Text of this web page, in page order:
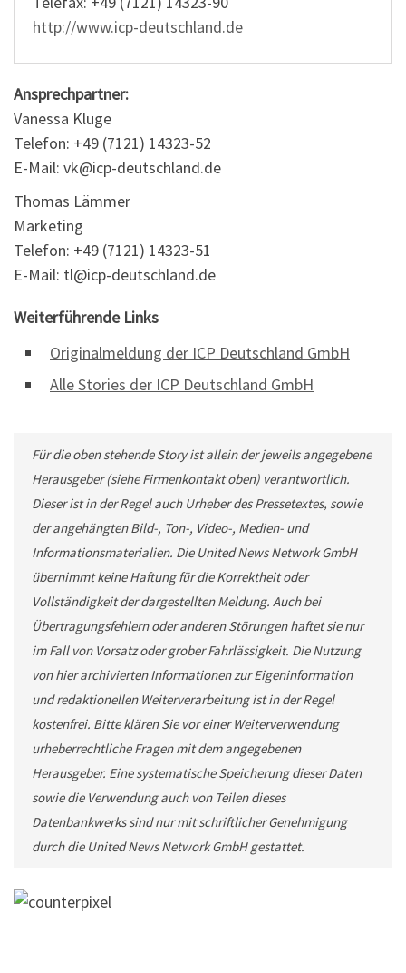
http://www.icp-deutschland.de
Ansprechpartner:
Vanessa Kluge
Telefon: +49 (7121) 14323-52
E-Mail: vk@icp-deutschland.de
Thomas Lämmer
Marketing
Telefon: +49 (7121) 14323-51
E-Mail: tl@icp-deutschland.de
Weiterführende Links
Originalmeldung der ICP Deutschland GmbH
Alle Stories der ICP Deutschland GmbH
Für die oben stehende Story ist allein der jeweils angegebene
Herausgeber (siehe Firmenkontakt oben) verantwortlich.
Dieser ist in der Regel auch Urheber des Pressetextes, sowie
der angehängten Bild-, Ton-, Video-, Medien- und
Informationsmaterialien. Die United News Network GmbH
übernimmt keine Haftung für die Korrektheit oder
Vollständigkeit der dargestellten Meldung. Auch bei
Übertragungsfehlern oder anderen Störungen haftet sie nur
im Fall von Vorsatz oder grober Fahrlässigkeit. Die Nutzung
von hier archivierten Informationen zur Eigeninformation
und redaktionellen Weiterverarbeitung ist in der Regel
kostenfrei. Bitte klären Sie vor einer Weiterverwendung
urheberrechtliche Fragen mit dem angegebenen
Herausgeber. Eine systematische Speicherung dieser Daten
sowie die Verwendung auch von Teilen dieses
Datenbankwerks sind nur mit schriftlicher Genehmigung
durch die United News Network GmbH gestattet.